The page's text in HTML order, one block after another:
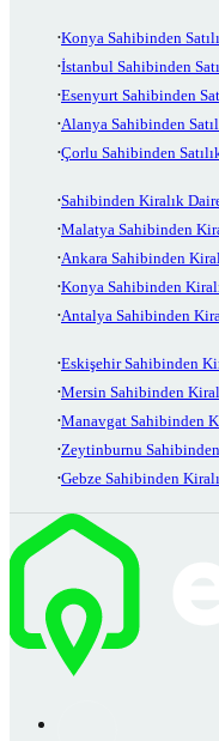
Konya Sahibinden
İstanbul Sahibinden
Esenyurt Sahibinden
Alanya Sahibinden
Çorlu Sahibinden
Sahibinden Kiralık
Malatya Sahibinden
Ankara Sahibinden
Konya Sahibinden
Antalya Sahibinden
Eskişehir Sahibinden
Mersin Sahibinden
Manavgat Sahibinden
Zeytinburnu
Gebze Sahibinden